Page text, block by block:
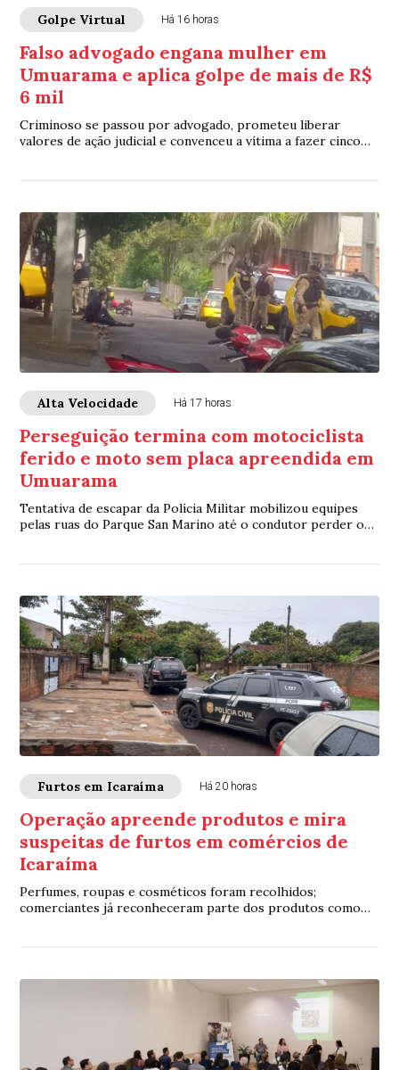
Golpe Virtual Há 16 horas
Falso advogado engana mulher em
Umuarama e aplica golpe de mais de R$
6 mil
Criminoso se passou por advogado, prometeu liberar
valores de ação judicial e convenceu a vítima a fazer cinco
Alta Velocidade Há 17 horas
Perseguição termina com motociclista
ferido e moto sem placa apreendida em
Umuarama
Tentativa de escapar da Polícia Militar mobilizou equipes
pelas ruas do Parque San Marino até o condutor perder o
Furtos em Icaraíma Há 20 horas
Operação apreende produtos e mira
suspeitas de furtos em comércios de
Icaraíma
Perfumes, roupas e cosméticos foram recolhidos;
comerciantes já reconheceram parte dos produtos como